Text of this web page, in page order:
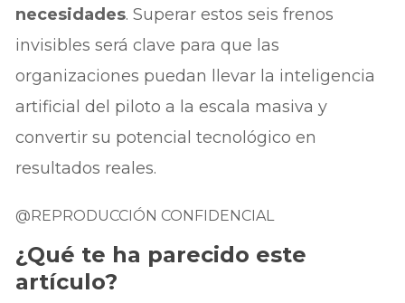
necesidades. Superar estos seis frenos
invisibles será clave para que las
organizaciones puedan llevar la inteligencia
artificial del piloto a la escala masiva y
convertir su potencial tecnológico en
resultados reales.
@REPRODUCCIÓN CONFIDENCIAL
¿Qué te ha parecido este
artículo?